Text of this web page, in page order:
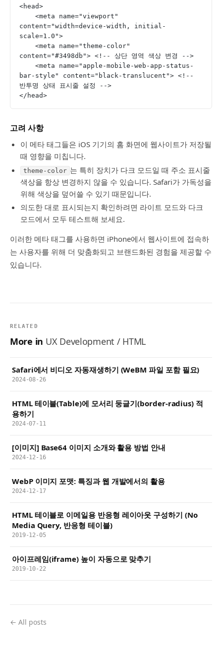
<head>
content="width=device-width, initial-
scale=1.0">
content="#3498db"> <!-- 상단 영역 색상 변경 -->
bar-style" content="black-translucent"> <!--
반투명 상태 표시줄 설정 -->
</head>
고려 사항
이 메타 태그들은 iOS 기기의 홈 화면에 웹사이트가 저장될
때 영향을 미칩니다.
theme-color 는 특히 장치가 다크 모드일 때 주소 표시줄
색상을 항상 변경하지 않을 수 있습니다. Safari가 가독성을
위해 색상을 덮어쓸 수 있기 때문입니다.
의도한 대로 표시되는지 확인하려면 라이트 모드와 다크
모드에서 모두 테스트해 보세요.
이러한 메타 태그를 사용하면 iPhone에서 웹사이트에 접속하
는 사용자를 위해 더 맞춤화되고 브랜드화된 경험을 제공할 수
있습니다.
RELATED
More in UX Development / HTML
Safari에서 비디오 자동재생하기 (WeBM 파일 포함 필요)
2024-08-26
HTML 테이블(Table)에 모서리 둥글기(border-radius) 적
용하기
2024-07-11
[이미지] Base64 이미지 소개와 활용 방법 안내
2024-12-16
WebP 이미지 포맷: 특징과 웹 개발에서의 활용
2024-12-17
HTML 테이블로 이메일용 반응형 레이아웃 구성하기 (No
Media Query, 반응형 테이블)
2019-12-05
아이프레임(iframe) 높이 자동으로 맞추기
2019-10-22
← All posts